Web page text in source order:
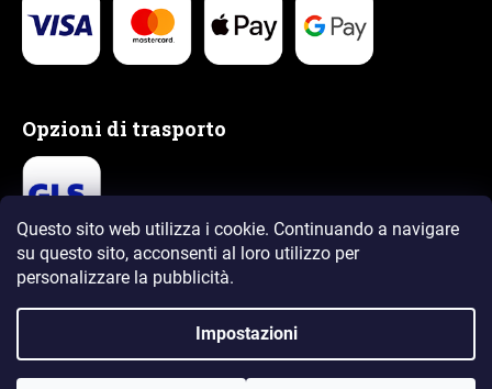
Questo sito web utilizza i cookie. Continuando a navigare
su questo sito, acconsenti al loro utilizzo per
personalizzare la pubblicità.
Impostazioni
Opzioni di trasporto